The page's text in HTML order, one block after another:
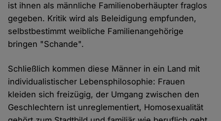
ist ihnen als männliche Familienoberhäupter fraglos
gegeben. Kritik wird als Beleidigung empfunden,
selbstbestimmt weibliche Familienangehörige
bringen "Schande".
Schließlich kommen diese Männer in ein Land mit
individualistischer Lebensphilosophie: Frauen
kleiden sich freizügig, der Umgang zwischen den
Geschlechtern ist unreglementiert, Homosexualität